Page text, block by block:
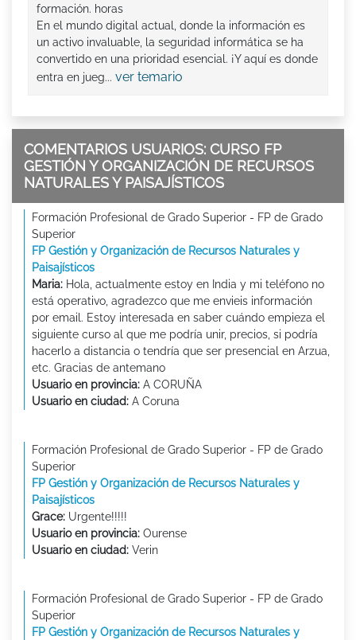
formación. horas
En el mundo digital actual, donde la información es
un activo invaluable, la seguridad informática se ha
convertido en una prioridad esencial. ¡Y aquí es donde
entra en jueg... ver temario
COMENTARIOS USUARIOS: CURSO FP
GESTIÓN Y ORGANIZACIÓN DE RECURSOS
NATURALES Y PAISAJÍSTICOS
Formación Profesional de Grado Superior - FP de Grado
Superior
FP Gestión y Organización de Recursos Naturales y
Paisajísticos
Maria: Hola, actualmente estoy en India y mi teléfono no
está operativo, agradezco que me envieis información
por email. Estoy interesada en saber cuándo empieza el
siguiente curso al que me podría unir, precios, si podría
hacerlo a distancia o tendría que ser presencial en Arzua,
etc. Gracias de antemano
Usuario en provincia: A CORUÑA
Usuario en ciudad: A Coruna
Formación Profesional de Grado Superior - FP de Grado
Superior
FP Gestión y Organización de Recursos Naturales y
Paisajísticos
Grace: Urgente!!!!!
Usuario en provincia: Ourense
Usuario en ciudad: Verin
Formación Profesional de Grado Superior - FP de Grado
Superior
FP Gestión y Organización de Recursos Naturales y